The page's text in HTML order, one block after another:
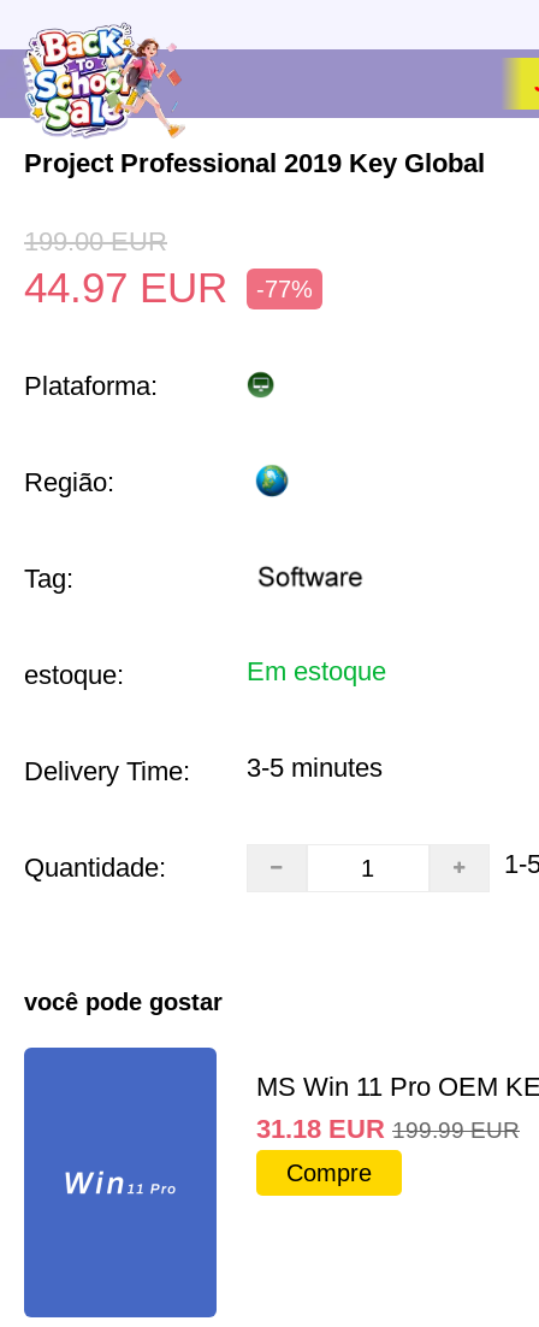
Project Professional 2019 Key Global
199.00 EUR
44.97 EUR -77%
Plataforma:
Região:
Tag:
estoque: Em estoque
Delivery Time: 3-5 minutes
Quantidade: 1-
você pode gostar
MS Win 11 Pro OEM
31.18 EUR 199.99 EUR
Compre